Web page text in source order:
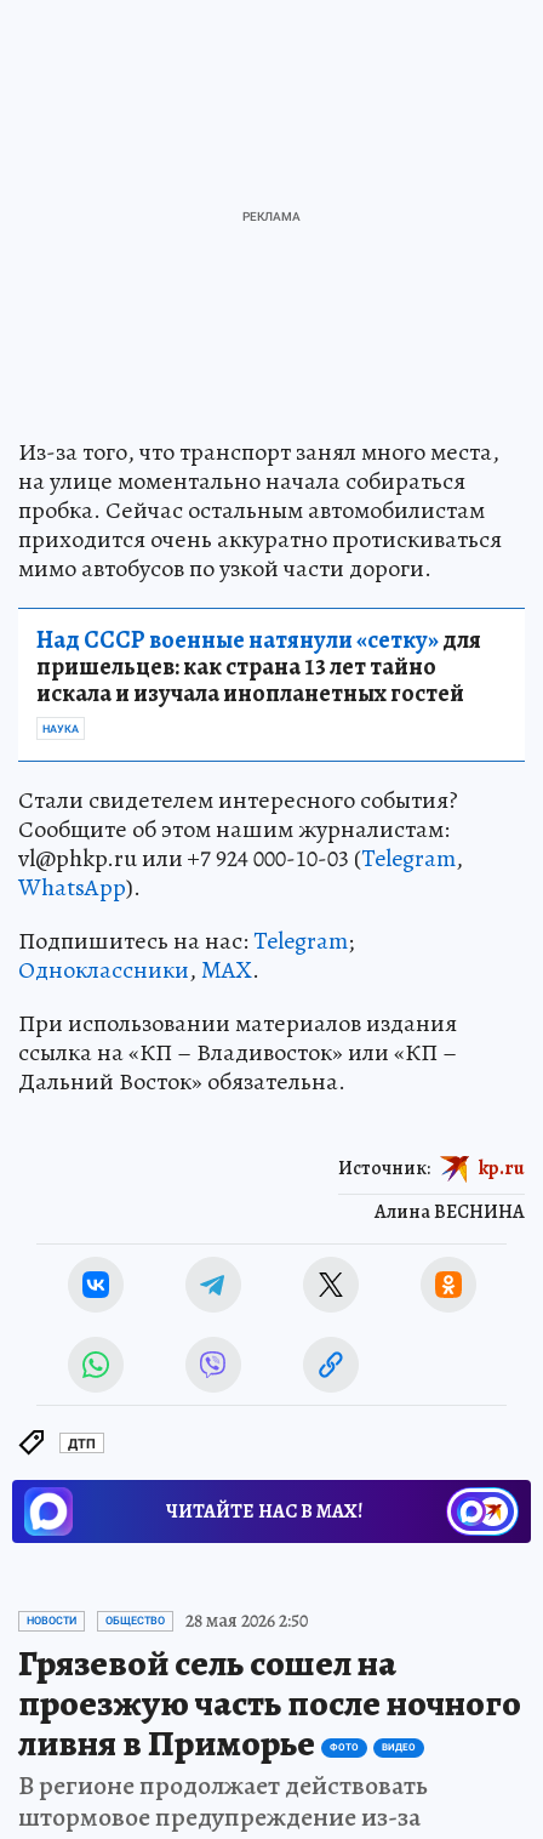
Из-за того, что транспорт занял много места,
на улице моментально начала собираться
пробка. Сейчас остальным автомобилистам
приходится очень аккуратно протискиваться
мимо автобусов по узкой части дороги.
Над СССР военные натянули «сетку»для
пришельцев: как страна 13 лет тайно
искала и изучала инопланетных гостей
НАУКА
Стали свидетелем интересного события?
Сообщите об этом нашим журналистам:
vl@phkp.ru или +7 924 000-10-03 (Telegram,
WhatsApp).
Подпишитесь на нас:Telegram;
Одноклассники,MAX.
При использовании материалов издания
ссылка на «КП – Владивосток» или «КП –
Дальний Восток» обязательна.
Алина ВЕСНИНА
Источник: kp.ru
ДТП
ЧИТАЙТЕ НАС В МАХ!
НОВОСТИ ОБЩЕСТВО 28 мая 2026 2:50
Грязевой сель сошел на
проезжую часть после ночного
ливня в Приморье
ФОТО ВИДЕО
В регионе продолжает действовать
штормовое предупреждение из-за